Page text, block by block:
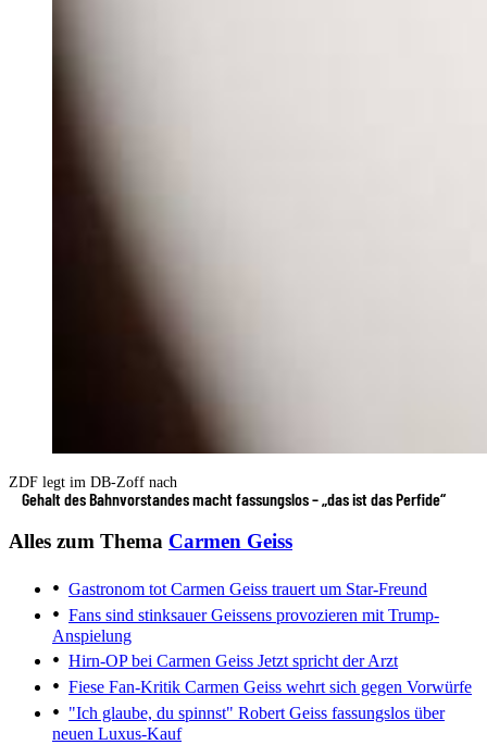
ZDF legt im DB-Zoff nach
Gehalt des Bahnvorstandes macht fassungslos – „das ist das Perfide“
Alles zum Thema Carmen Geiss
Gastronom tot Carmen Geiss trauert um Star-Freund
Fans sind stinksauerGeissens provozieren mit Trump-
Anspielung
Hirn-OP bei Carmen Geiss Jetzt spricht der Arzt
Fiese Fan-Kritik Carmen Geiss wehrt sich gegen Vorwürfe
"Ich glaube, du spinnst" Robert Geiss fassungslos über
neuen Luxus-Kauf